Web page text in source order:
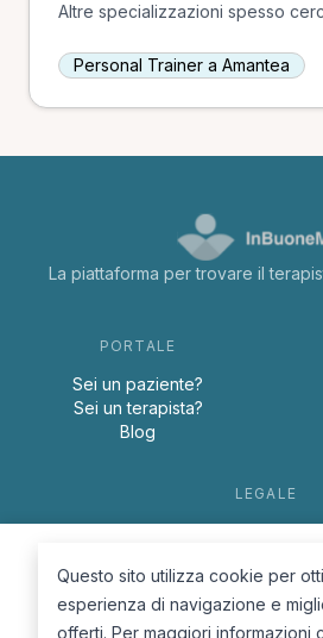
Altre specializzazioni spesso
Personal Trainer a Amantea
La piattaforma per trovare il
PORTALE
Sei un paziente?
Sei un terapista?
Blog
LEGALE
Cookie Policy
Questo sito utilizza cookie per
esperienza di navigazione e
offerti. Per maggiori informazioni